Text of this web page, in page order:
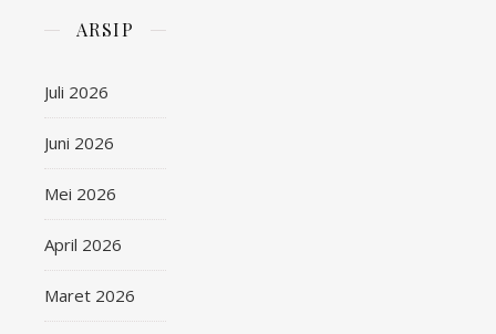
ARSIP
Juli 2026
Juni 2026
Mei 2026
April 2026
Maret 2026